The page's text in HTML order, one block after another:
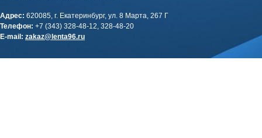
Адрес: 620085, г. Екатеринбург, ул. 8 Марта, 267 Г
Телефон: +7 (343) 328-48-12, 328-48-20
E-mail: zakaz@lenta96.ru